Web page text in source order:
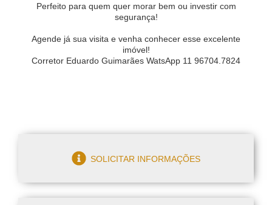
Perfeito para quem quer morar bem ou investir com
segurança!
Agende já sua visita e venha conhecer esse excelente
imóvel!
Corretor Eduardo Guimarães WatsApp 11 96704.7824
SOLICITAR INFORMAÇÕES